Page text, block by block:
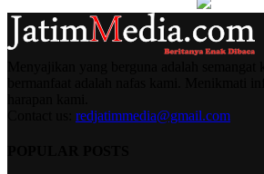
redjatimmedia@gmail.com